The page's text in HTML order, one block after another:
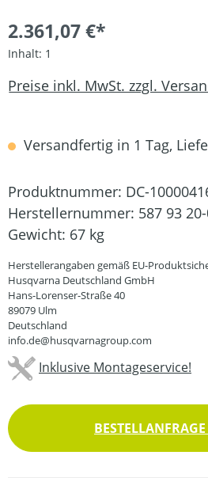
2.361,07 €*
Inhalt: 1
Preise inkl. MwSt. zzgl.
Versandfertig in 1 Tag,
Produktnummer: DC-
Herstellernummer: 587 93
Gewicht: 67 kg
Herstellerangaben gemäß EU-
Husqvarna Deutschland GmbH
Hans-Lorenser-Straße 40
89079 Ulm
Deutschland
info.de@husqvarnagroup.com
Inklusive Montageservice!